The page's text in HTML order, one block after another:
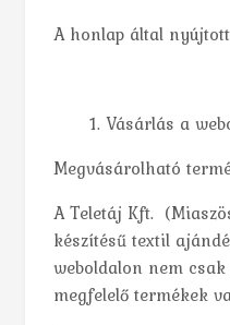
A honlap által
Vásárlás a
Megvásárolható
A Teletáj Kft.
készítésű textil
weboldalon nem
megfelelő termékek